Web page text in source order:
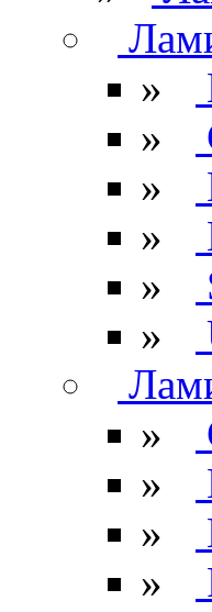
»
»
»
»
»
»
»
»
»
»